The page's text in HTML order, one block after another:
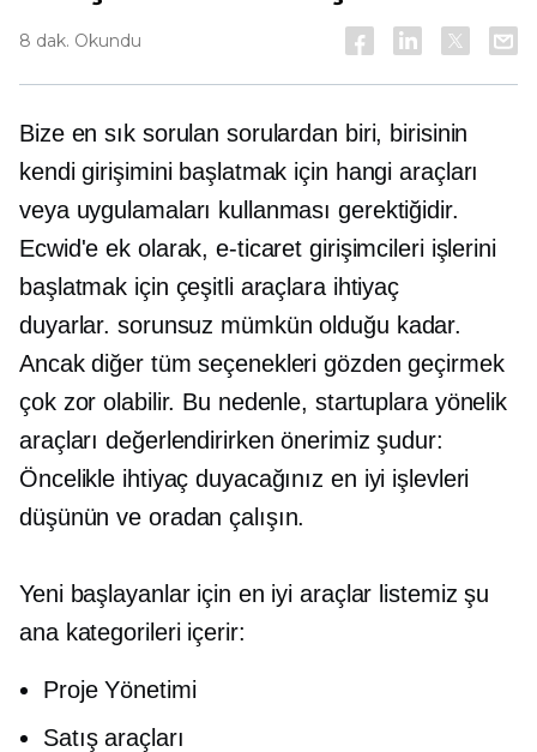
8 dak. Okundu
Bize en sık sorulan sorulardan biri, birisinin
kendi girişimini başlatmak için hangi araçları
veya uygulamaları kullanması gerektiğidir.
Ecwid'e ek olarak, e-ticaret girişimcileri işlerini
başlatmak için çeşitli araçlara ihtiyaç
duyarlar.sorunsuz mümkün olduğu kadar.
Ancak diğer tüm seçenekleri gözden geçirmek
çok zor olabilir. Bu nedenle, startuplara yönelik
araçları değerlendirirken önerimiz şudur:
Öncelikle ihtiyaç duyacağınız en iyi işlevleri
düşünün ve oradan çalışın.
Yeni başlayanlar için en iyi araçlar listemiz şu
ana kategorileri içerir:
Proje Yönetimi
Satış araçları